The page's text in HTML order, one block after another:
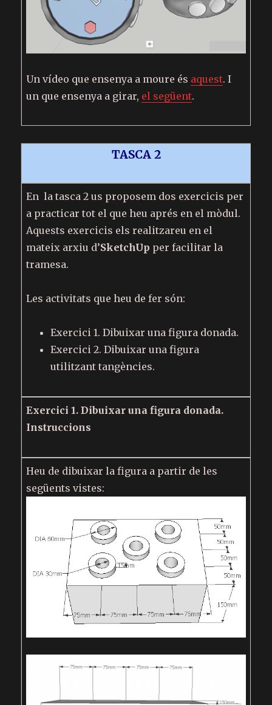
Un vídeo que ensenya a moure és aquest. I
un que ensenya a girar, el següent.
TASCA 2
En la tasca 2 us proposem dos exercicis per
a practicar tot el que heu aprés en el mòdul.
Aquests exercicis els realitzareu en el
mateix arxiu d’SketchUp per facilitar la
tramesa.
Les activitats que heu de fer són:
Exercici 1. Dibuixar una figura donada.
Exercici 2. Dibuixar una figura
utilitzant tangències.
Exercici 1. Dibuixar una figura donada.
Instruccions
Heu de dibuixar la figura a partir de les
següents vistes: